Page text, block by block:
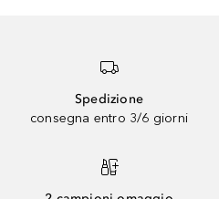
Spedizione
consegna entro 3/6 giorni